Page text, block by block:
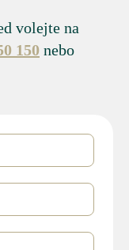
volejte na
150 nebo